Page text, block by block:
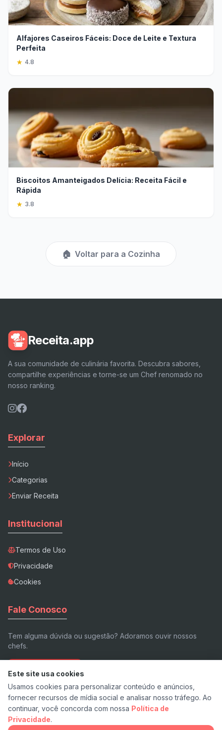
Alfajores Caseiros Fáceis: Doce de Leite e Textura
Perfeita
★ 4.8
Biscoitos Amanteigados Delícia: Receita Fácil e
Rápida
★ 3.8
🏠 Voltar para a Cozinha
Receita.app
A sua comunidade de culinária favorita. Descubra sabores,
compartilhe experiências e torne-se um Chef renomado no
nosso ranking.
Explorar
Início
Categorias
Enviar Receita
Institucional
Termos de Uso
Privacidade
Cookies
Fale Conosco
Tem alguma dúvida ou sugestão? Adoramos ouvir nossos
chefs.
Enviar E-mail
© 2026 Receita.app - Feito com ❤️ e pimenta.
Este site usa cookies
Usamos cookies para personalizar conteúdo e anúncios,
fornecer recursos de mídia social e analisar nosso tráfego. Ao
continuar, você concorda com nossa Política de
Privacidade.